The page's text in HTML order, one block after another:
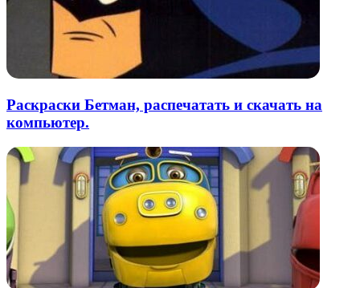
Раскраски Бетман, распечатать и скачать на
компьютер.